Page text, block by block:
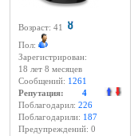
Возраст: 41
Пол:
Зарегистрирован:
18 лет 8 месяцев
Сообщений: 1261
Репутация: 4
Поблагодарил: 226
Поблагодарили: 187
Предупреждений: 0